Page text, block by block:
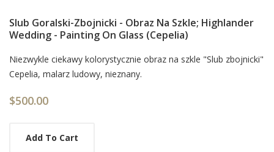
Slub Goralski-Zbojnicki - Obraz Na Szkle; Highlander
Wedding - Painting On Glass (Cepelia)
Card
List
Article
Niezwykle ciekawy kolorystycznie obraz na szkle "Slub zbojnicki"
Cepelia, malarz ludowy, nieznany.
$500.00
Add To Cart